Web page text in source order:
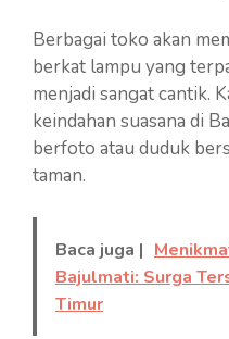
Berbagai toko akan
berkat lampu yang
menjadi sangat cantik.
keindahan suasana di
berfoto atau duduk
taman.
Baca juga |
Bajulmati: Surga
Timur